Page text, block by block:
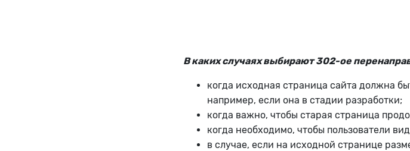
В каких случаях выбирают 302-ое
когда исходная страница сайта должна
например, если она в стадии разработки;
когда важно, чтобы старая страница
когда необходимо, чтобы пользователи
в случае, если на исходной странице